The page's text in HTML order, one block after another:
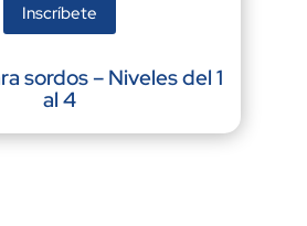
Inscríbete
sordos – Niveles del 1
al 4